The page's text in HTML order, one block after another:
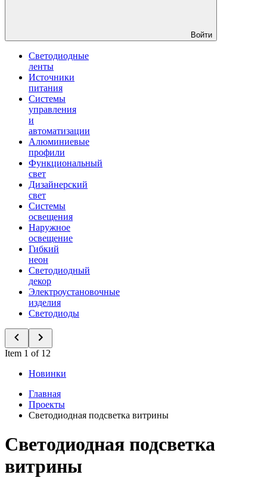
Войти
Светодиодные
ленты
Источники
питания
Системы
управления
и
автоматизации
Алюминиевые
профили
Функциональный
свет
Дизайнерский
свет
Системы
освещения
Наружное
освещение
Гибкий
неон
Светодиодный
декор
Электроустановочные
изделия
Светодиоды
Item 1 of 12
Новинки
Главная
Проекты
Светодиодная подсветка витрины
Светодиодная подсветка
витрины